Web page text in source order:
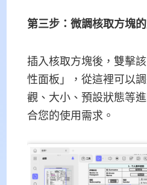
第三步：微調核取方塊
插入核取方塊後，雙擊
性面板」，從這裡可以
觀、大小、預設狀態等
合您的使用需求。